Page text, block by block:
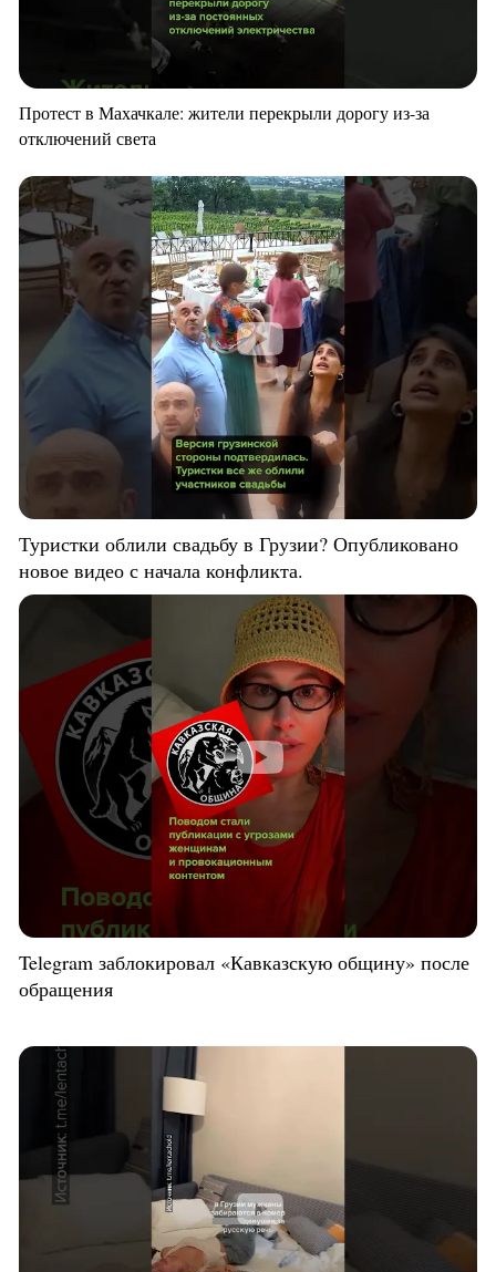
Протест в Махачкале: жители перекрыли дорогу из-за
отключений света
Туристки облили свадьбу в Грузии? Опубликовано
новое видео с начала конфликта.
Telegram заблокировал «Кавказскую общину» после
обращения